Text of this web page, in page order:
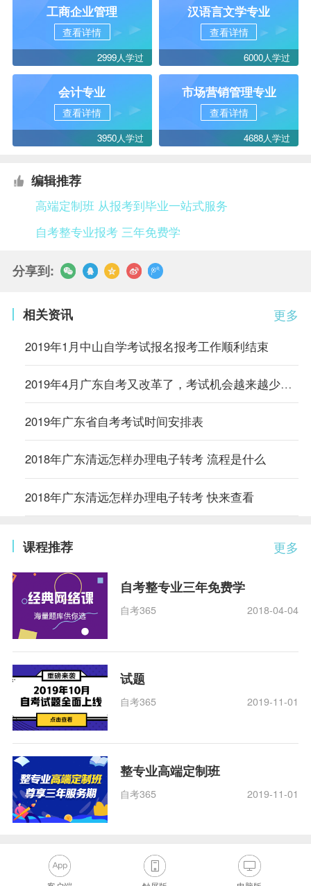
工商企业管理
查看详情
2999人学过
汉语言文学专业
查看详情
6000人学过
会计专业
查看详情
3950人学过
市场营销管理专业
查看详情
4688人学过
编辑推荐
高端定制班 从报考到毕业一站式服务
自考整专业报考 三年免费学
分享到:
更多
相关资讯
2019年1月中山自学考试报名报考工作顺利结束
2019年4月广东自考又改革了，考试机会越来越少，抓紧时间喽！
2019年广东省自考考试时间安排表
2018年广东清远怎样办理电子转考 流程是什么
2018年广东清远怎样办理电子转考 快来查看
更多
课程推荐
自考整专业三年免费学
自考365 2018-04-04
试题
自考365 2019-11-01
整专业高端定制班
自考365 2019-11-01